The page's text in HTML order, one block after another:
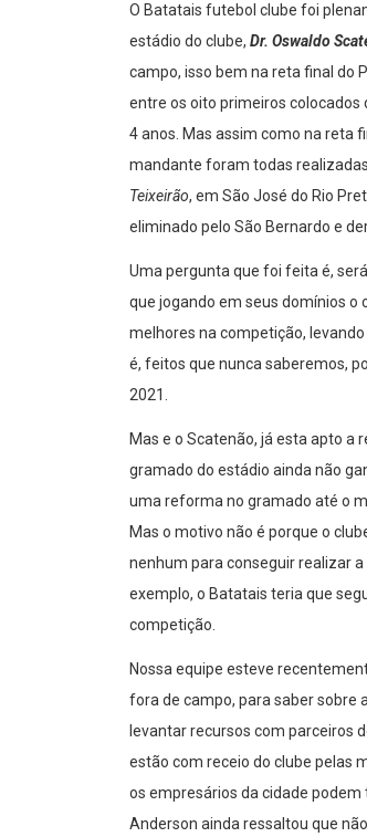
O Batatais futebol clube foi
estádio do clube, Dr. Oswaldo
campo, isso bem na reta final do
entre os oito primeiros colocados
4 anos. Mas assim como na reta
mandante foram todas
Teixeirão, em São José do Rio
eliminado pelo São Bernardo e
Uma pergunta que foi feita é,
que jogando em seus domínios o
melhores na competição,
é, feitos que nunca saberemos,
2021.
Mas e o Scatenão, já esta apto a
gramado do estádio ainda não
uma reforma no gramado até o
Mas o motivo não é porque o
nenhum para conseguir realizar
exemplo, o Batatais teria que
competição.
Nossa equipe esteve
fora de campo, para saber sobre
levantar recursos com parceiros
estão com receio do clube pelas
os empresários da cidade
Anderson ainda ressaltou que